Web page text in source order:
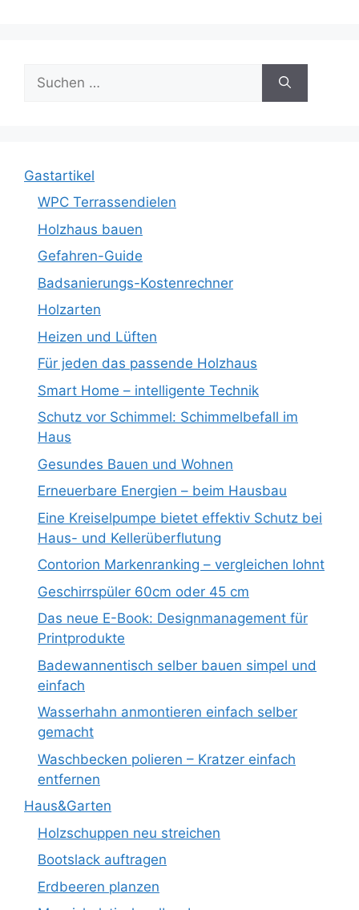
nach:
Gastartikel
WPC Terrassendielen
Holzhaus bauen
Gefahren-Guide
Badsanierungs-Kostenrechner
Holzarten
Heizen und Lüften
Für jeden das passende Holzhaus
Smart Home – intelligente Technik
Schutz vor Schimmel: Schimmelbefall im
Haus
Gesundes Bauen und Wohnen
Erneuerbare Energien – beim Hausbau
Eine Kreiselpumpe bietet effektiv Schutz bei
Haus- und Kellerüberflutung
Contorion Markenranking – vergleichen lohnt
Geschirrspüler 60cm oder 45 cm
Das neue E-Book: Designmanagement für
Printprodukte
Badewannentisch selber bauen simpel und
einfach
Wasserhahn anmontieren einfach selber
gemacht
Waschbecken polieren – Kratzer einfach
entfernen
Haus&Garten
Holzschuppen neu streichen
Bootslack auftragen
Erdbeeren planzen